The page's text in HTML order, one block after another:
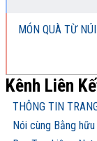
MÓN QUÀ TỪ
Kênh Liên
THÔNG TIN
Nói cùng Bằng hữu